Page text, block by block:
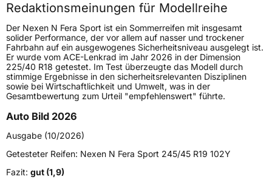
Höchstgeschwindigkeit
300 km/h
Lastindex94
Höchstlast670 kg
Generelle Merkmale
FahrzeugtypPKW
VerwendungSommerreifen
Modellname N Fera Sport
FahrzeugartPKW & SUV
Redaktionsmeinungen für Modellreihe
Der Nexen N Fera Sport ist ein Sommerreifen mit insgesamt
solider Performance, der vor allem auf nasser und trockener
Fahrbahn auf ein ausgewogenes Sicherheitsniveau ausgelegt ist.
Er wurde vom ACE-Lenkrad im Jahr 2026 in der Dimension
225/40 R18 getestet. Im Test überzeugte das Modell durch
stimmige Ergebnisse in den sicherheitsrelevanten Disziplinen
sowie bei Wirtschaftlichkeit und Umwelt, was in der
Gesamtbewertung zum Urteil "empfehlenswert" führte.
Auto Bild 2026
Ausgabe (10/2026)
Getesteter Reifen: Nexen N Fera Sport 245/45 R19 102Y
Fazit: gut (1,9)